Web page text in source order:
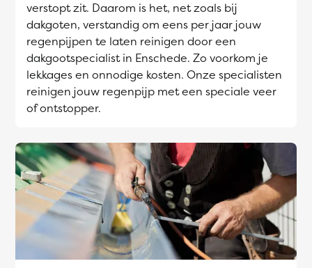
verstopt zit. Daarom is het, net zoals bij
dakgoten, verstandig om eens per jaar jouw
regenpijpen te laten reinigen door een
dakgootspecialist in Enschede. Zo voorkom je
lekkages en onnodige kosten. Onze specialisten
reinigen jouw regenpijp met een speciale veer
of ontstopper.